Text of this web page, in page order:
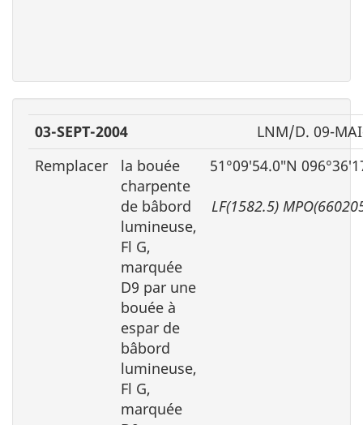
03-SEPT-2004
LNM/D. 09-
Remplacer
la bouée
charpente
de bâbord
lumineuse,
Fl G,
marquée
D9 par une
bouée à
espar de
bâbord
lumineuse,
Fl G,
marquée
51°09′54.0″N
LF(1582.5)